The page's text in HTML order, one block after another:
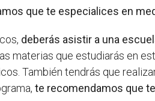
que te especialices en
deberás asistir a una
materias que estudiarás en
También tendrás que
te recomendamos que